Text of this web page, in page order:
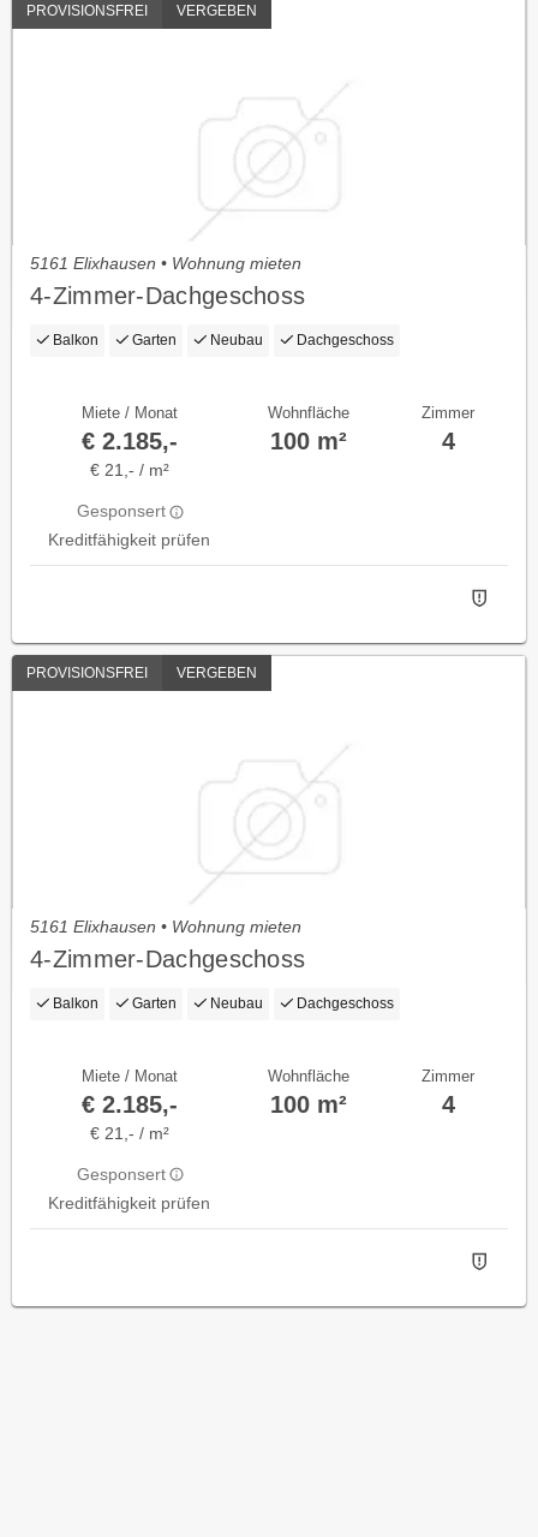
PROVISIONSFREI VERGEBEN
5161 Elixhausen • Wohnung mieten
4-Zimmer-Dachgeschoss
Balkon Garten Neubau Dachgeschoss
Miete / Monat
€ 2.185,-
€ 21,- / m²
Gesponsert
Kreditfähigkeit prüfen
Wohnfläche
100 m²
Zimmer
4
PROVISIONSFREI VERGEBEN
5161 Elixhausen • Wohnung mieten
4-Zimmer-Dachgeschoss
Balkon Garten Neubau Dachgeschoss
Miete / Monat
€ 2.185,-
€ 21,- / m²
Gesponsert
Kreditfähigkeit prüfen
Wohnfläche
100 m²
Zimmer
4